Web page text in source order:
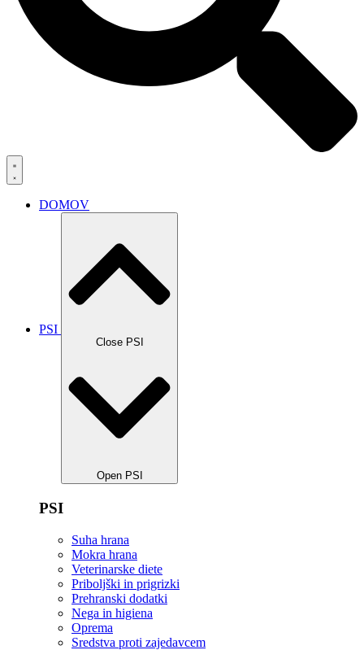
DOMOV
PSI
Close PSI
Open PSI
PSI
Suha hrana
Mokra hrana
Veterinarske diete
Priboljški in prigrizki
Prehranski dodatki
Nega in higiena
Oprema
Sredstva proti zajedavcem